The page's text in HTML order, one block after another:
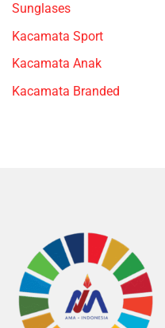
Sunglases
Kacamata Sport
Kacamata Anak
Kacamata Branded